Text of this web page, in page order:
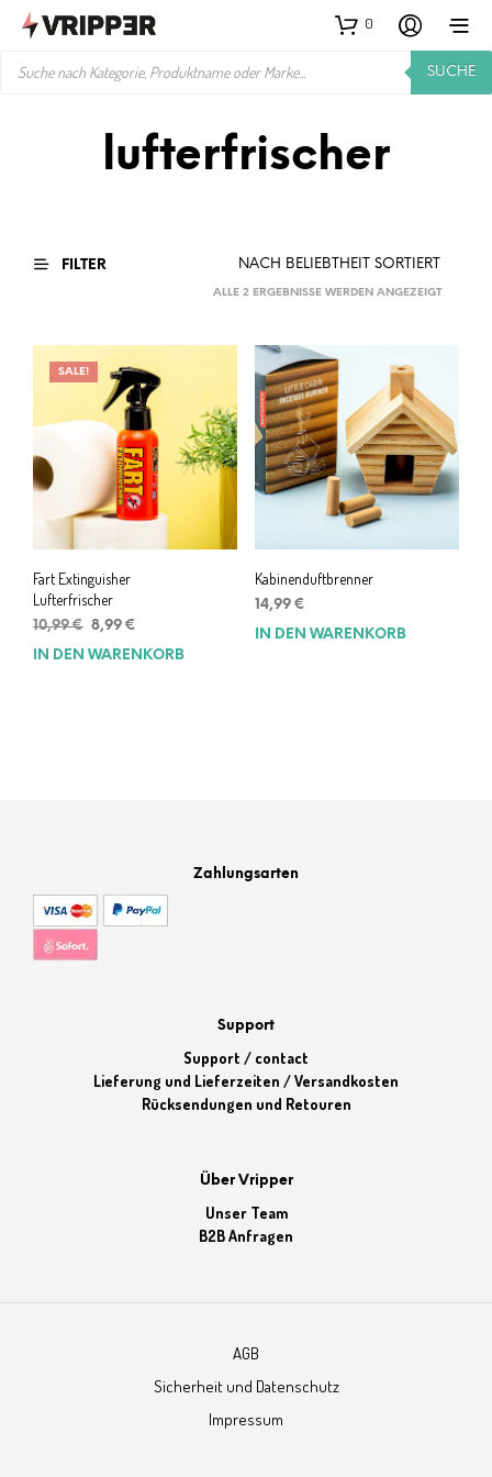
0
PRODUCTS
SUCHE
lufterfrischer
FILTER
ALLE 2 ERGEBNISSE WERDEN ANGEZEIGTNACH
SALE!
Fart Extinguisher
Lufterfrischer
10,99€ Ursprünglicher
Preis
8,99 €
Preis
IN DEN WARENKORB
Kabinenduftbrenner
14,99 €
IN DEN WARENKORB
Zahlungsarten
Support
Support / contact
Lieferung und Lieferzeiten / Versandkosten
Rücksendungen und Retouren
Über Vripper
Unser Team
B2B Anfragen
AGB
Sicherheit und Datenschutz
Impressum